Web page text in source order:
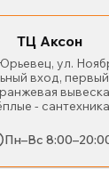
ТЦ Аксон
ул.
вход,
- сантехника
Пн–Вс